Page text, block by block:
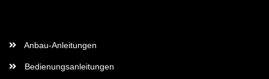
Anbau-Anleitungen
Bedienungsanleitungen